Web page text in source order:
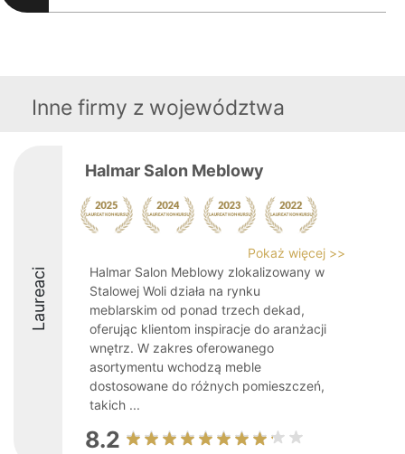
Inne firmy z województwa
Laureaci
Halmar Salon Meblowy
Pokaż więcej >>
Halmar Salon Meblowy zlokalizowany w
Stalowej Woli działa na rynku
meblarskim od ponad trzech dekad,
oferując klientom inspiracje do aranżacji
wnętrz. W zakres oferowanego
asortymentu wchodzą meble
dostosowane do różnych pomieszczeń,
takich ...
8.2